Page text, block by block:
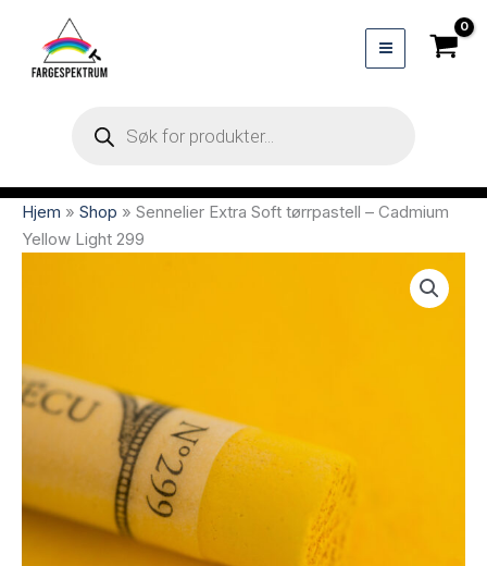
search
Hjem » Shop » Sennelier Extra Soft tørrpastell – Cadmium
Yellow Light 299